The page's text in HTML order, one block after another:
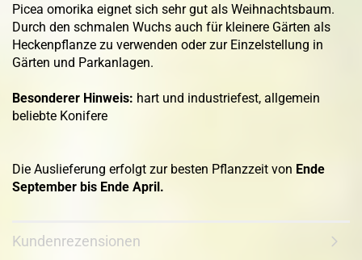
Picea omorika eignet sich sehr gut als Weihnachtsbaum.
Durch den schmalen Wuchs auch für kleinere Gärten als
Heckenpflanze zu verwenden oder zur Einzelstellung in
Gärten und Parkanlagen.
Besonderer Hinweis: hart und industriefest, allgemein
beliebte Konifere
Die Auslieferung erfolgt zur besten Pflanzzeit von Ende
September bis Ende April.
Kundenrezensionen